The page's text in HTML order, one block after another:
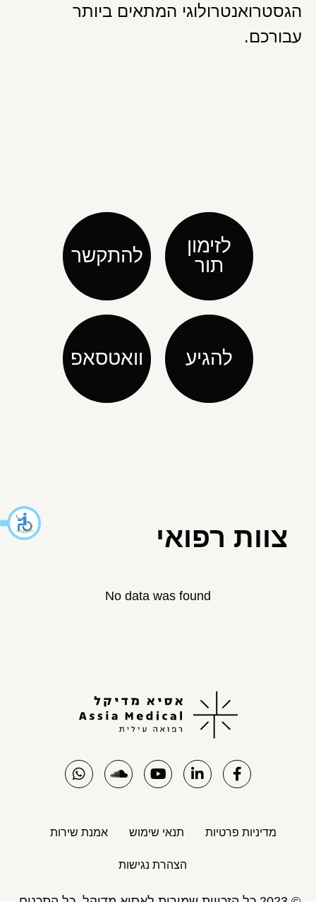
הגסטרואנטרולוגי המתאים ביותר
עבורכם.
לזימון
תור
להתקשר
להגיע וואטסאפ
צוות רפואי
No data was found
מדיניות פרטיות תנאי שימוש אמנת שירות
הצהרת נגישות